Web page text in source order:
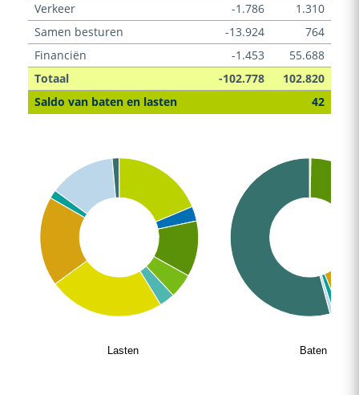
Verkeer
-1.786
1.310
Samen besturen
-13.924
764
Financiën
-1.453
55.688
Totaal
-102.778
102.820
Saldo van baten en lasten
42
Lasten Baten